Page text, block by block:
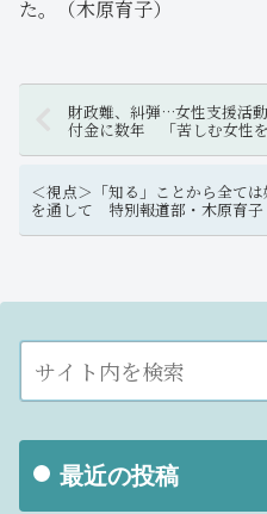
た。（木原育子）
財政難、糾弾…女性支援活
付金に数年 「苦しむ女性
＜視点＞「知る」ことから全て
を通して 特別報道部・木原育子
最近の投稿